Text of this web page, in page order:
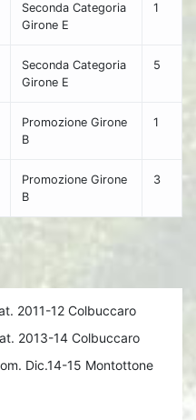
Seconda Categoria
Girone E
1
Seconda Categoria
Girone E
5
Promozione Girone
B
1
Promozione Girone
B
3
2011-12 Colbuccaro
2013-14 Colbuccaro
Dic.14-15 Montottone